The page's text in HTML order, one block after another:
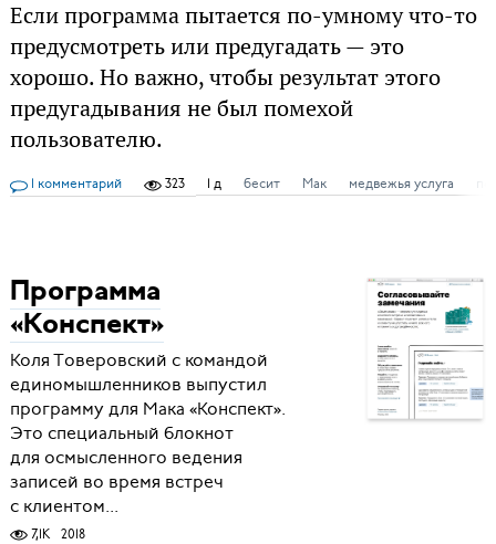
Если программа пытается по-умному что-то
предусмотреть или предугадать — это
хорошо. Но важно, чтобы результат этого
предугадывания не был помехой
пользователю.
1 комментарий 323 1 д бесит Мак медвежья услуга
Программа
«Конспект»
Коля Товеровский с командой
единомышленников выпустил
программу для Мака «Конспект».
Это специальный блокнот
для осмысленного ведения
записей во время встреч
с клиентом...
7,1K 2018